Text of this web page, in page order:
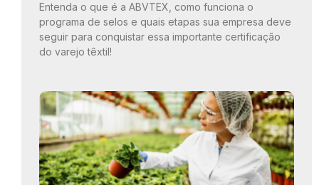
Entenda o que é a ABVTEX, como funciona o
programa de selos e quais etapas sua empresa deve
seguir para conquistar essa importante certificação
do varejo têxtil!